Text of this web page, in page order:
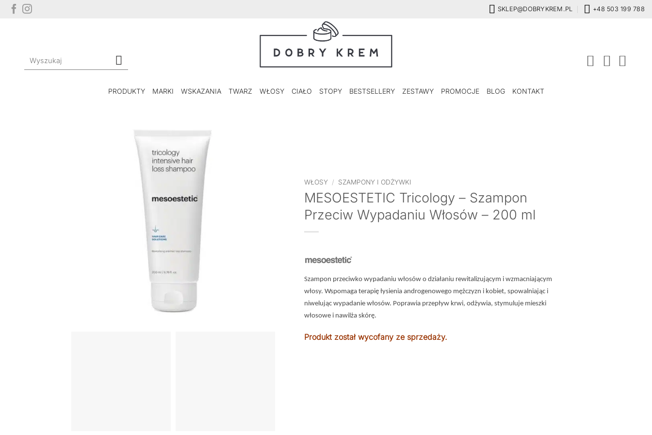
Przewiń
SKLEP@DOBRYKREM.PL +48 503 199 788
Szukaj:
PRODUKTY MARKI WSKAZANIA TWARZ WŁOSY CIAŁO STOPY BESTSELLERY ZESTAWY PROMOCJE BLOG KONTAKT
WŁOSY / SZAMPONY I ODŻYWKI
MESOESTETIC Tricology – Szampon
Przeciw Wypadaniu Włosów – 200 ml
Szampon przeciwko wypadaniu włosów o działaniu rewitalizującym i wzmacniającym
włosy. Wspomaga terapię łysienia androgenowego mężczyzn i kobiet, spowalniając i
niwelując wypadanie włosów. Poprawia przepływ krwi, odżywia, stymuluje mieszki
włosowe i nawilża skórę.
Produkt został wycofany ze sprzedaży.